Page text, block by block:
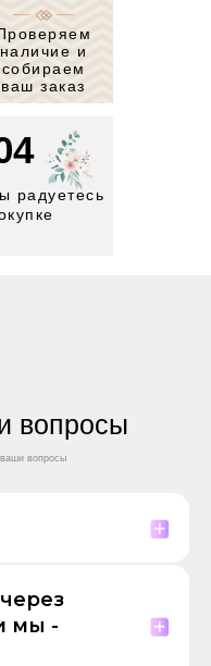
наличие и
собираем
ваш заказ
радуетесь
вопросы
вопросы
мы -